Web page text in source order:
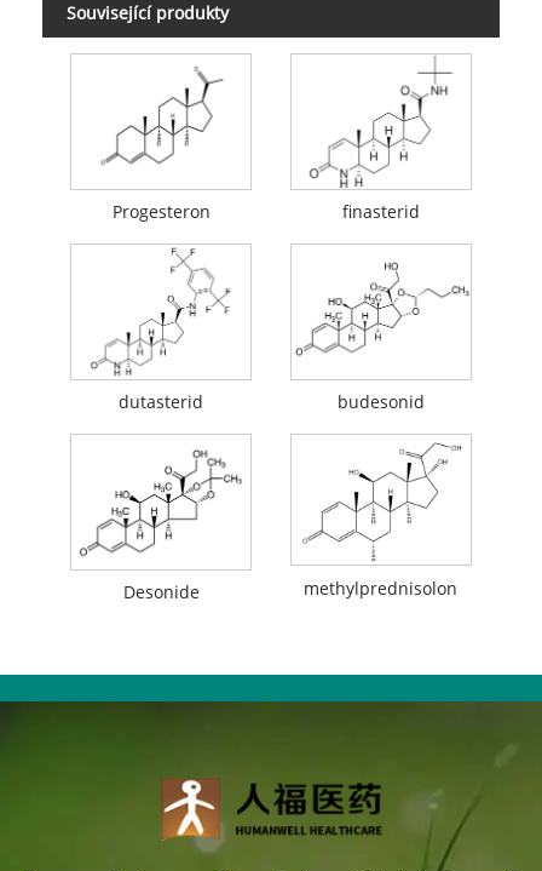
Související produkty
Progesteron finasterid
dutasterid budesonid
Desonide methylprednisolon